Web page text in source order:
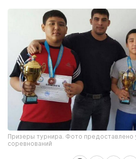
Призеры турнира. Фото предоставлено
соревнований